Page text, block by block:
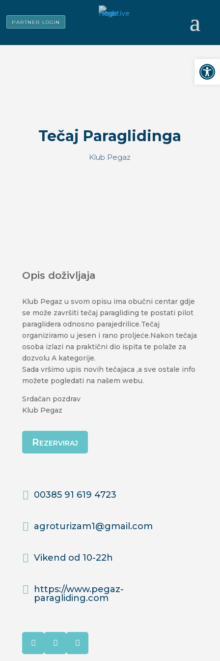
PARTNER LOGIN
Tečaj Paraglidinga
Klub Pegaz
Opis doživljaja
Klub Pegaz u svom opisu ima obučni centar gdje
se može završiti tečaj paragliding te postati pilot
paraglidera odnosno parajedrilice.Tečaj
organiziramo u jesen i rano proljeće.Nakon tečaja
osoba izlazi na praktični dio ispita te polaže za
dozvolu A kategorije.
Sada vršimo upis novih tečajaca ,a sve ostale info
možete pogledati na našem webu.
Srdačan pozdrav
Klub Pegaz
Rezerviraj
00385 91 619 4723
agroturizam1@gmail.com
Vikend od 10-22h
https://www.pegaz-
paragliding.com
  